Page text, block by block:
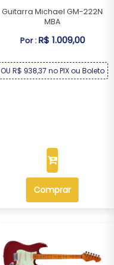
Guitarra Michael GM-222N
MBA
Por :R$ 1.009,00
OU R$ 938,37 no PIX ou Boleto
Comprar